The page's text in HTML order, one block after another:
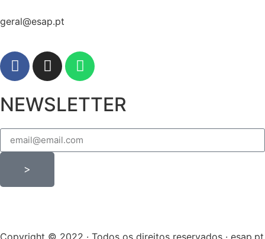
geral@esap.pt
NEWSLETTER
>
Copyright © 2022 · Todos os direitos reservados · esap.pt